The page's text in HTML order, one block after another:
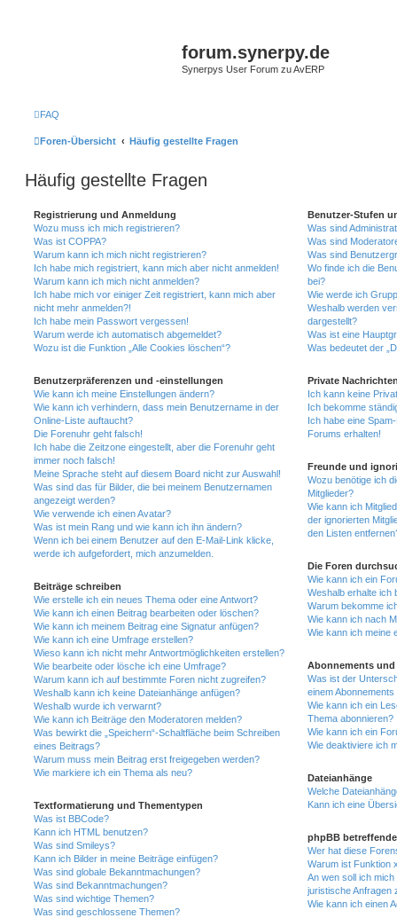
forum.synerpy.de
Synerpys User Forum zu AvERP
FAQ
Foren-Übersicht Häufig gestellte Fragen
Häufig gestellte Fragen
Registrierung und Anmeldung
Wozu muss ich mich registrieren?
Was ist COPPA?
Warum kann ich mich nicht registrieren?
Ich habe mich registriert, kann mich aber nicht anmelden!
Warum kann ich mich nicht anmelden?
Ich habe mich vor einiger Zeit registriert, kann mich aber
nicht mehr anmelden?!
Ich habe mein Passwort vergessen!
Warum werde ich automatisch abgemeldet?
Wozu ist die Funktion „Alle Cookies löschen“?
Benutzerpräferenzen und -einstellungen
Wie kann ich meine Einstellungen ändern?
Wie kann ich verhindern, dass mein Benutzername in der
Online-Liste auftaucht?
Die Forenuhr geht falsch!
Ich habe die Zeitzone eingestellt, aber die Forenuhr geht
immer noch falsch!
Meine Sprache steht auf diesem Board nicht zur Auswahl!
Was sind das für Bilder, die bei meinem Benutzernamen
angezeigt werden?
Wie verwende ich einen Avatar?
Was ist mein Rang und wie kann ich ihn ändern?
Wenn ich bei einem Benutzer auf den E-Mail-Link klicke,
werde ich aufgefordert, mich anzumelden.
Beiträge schreiben
Wie erstelle ich ein neues Thema oder eine Antwort?
Wie kann ich einen Beitrag bearbeiten oder löschen?
Wie kann ich meinem Beitrag eine Signatur anfügen?
Wie kann ich eine Umfrage erstellen?
Wieso kann ich nicht mehr Antwortmöglichkeiten erstellen?
Wie bearbeite oder lösche ich eine Umfrage?
Warum kann ich auf bestimmte Foren nicht zugreifen?
Weshalb kann ich keine Dateianhänge anfügen?
Weshalb wurde ich verwarnt?
Wie kann ich Beiträge den Moderatoren melden?
Was bewirkt die „Speichern“-Schaltfläche beim Schreiben
eines Beitrags?
Warum muss mein Beitrag erst freigegeben werden?
Wie markiere ich ein Thema als neu?
Textformatierung und Thementypen
Was ist BBCode?
Kann ich HTML benutzen?
Was sind Smileys?
Kann ich Bilder in meine Beiträge einfügen?
Was sind globale Bekanntmachungen?
Was sind Bekanntmachungen?
Was sind wichtige Themen?
Was sind geschlossene Themen?
Benutzer-Stufen
Was sind
Was sind
Was sind
Wo finde ich die
bei?
Wie werde ich
Weshalb werden
dargestellt?
Was ist eine
Was bedeutet der
Private
Ich kann keine
Ich bekomme
Ich habe eine
Forums erhalten!
Freunde und
Wozu benötige ich
Mitglieder?
Wie kann ich
der ignorierten
den Listen
Die Foren
Wie kann ich ein
Weshalb erhalte ich
Warum bekomme
Wie kann ich nach
Wie kann ich meine
Abonnements und
Was ist der
einem
Wie kann ich ein
Thema abonnieren?
Wie kann ich ein
Wie deaktiviere ich
Dateianhänge
Welche
Kann ich eine
phpBB
Wer hat diese
Warum ist Funktion
An wen soll ich
juristische Anfragen
Wie kann ich einen